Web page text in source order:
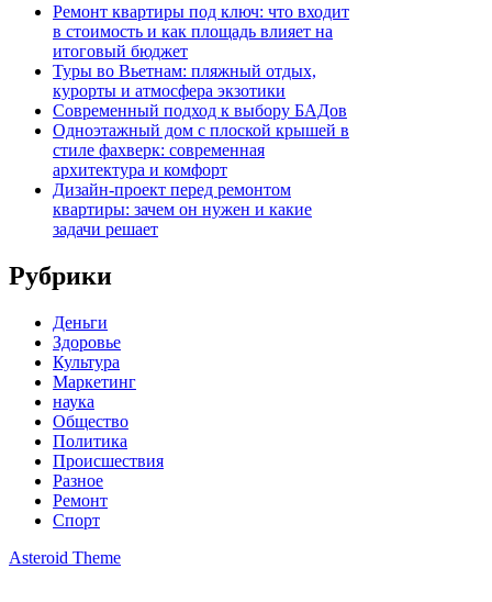
Ремонт квартиры под ключ: что входит
в стоимость и как площадь влияет на
итоговый бюджет
Туры во Вьетнам: пляжный отдых,
курорты и атмосфера экзотики
Современный подход к выбору БАДов
Одноэтажный дом с плоской крышей в
стиле фахверк: современная
архитектура и комфорт
Дизайн-проект перед ремонтом
квартиры: зачем он нужен и какие
задачи решает
Рубрики
Деньги
Здоровье
Культура
Маркетинг
наука
Общество
Политика
Происшествия
Разное
Ремонт
Спорт
Asteroid Theme